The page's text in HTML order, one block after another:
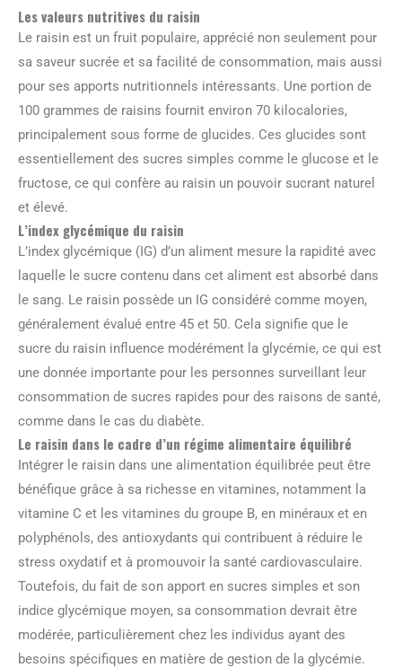
Les valeurs nutritives du raisin
Le raisin est un fruit populaire, apprécié non seulement pour
sa saveur sucrée et sa facilité de consommation, mais aussi
pour ses apports nutritionnels intéressants. Une portion de
100 grammes de raisins fournit environ 70 kilocalories,
principalement sous forme de glucides. Ces glucides sont
essentiellement des sucres simples comme le glucose et le
fructose, ce qui confère au raisin un pouvoir sucrant naturel
et élevé.
L’index glycémique du raisin
L’index glycémique (IG) d’un aliment mesure la rapidité avec
laquelle le sucre contenu dans cet aliment est absorbé dans
le sang. Le raisin possède un IG considéré comme moyen,
généralement évalué entre 45 et 50. Cela signifie que le
sucre du raisin influence modérément la glycémie, ce qui est
une donnée importante pour les personnes surveillant leur
consommation de sucres rapides pour des raisons de santé,
comme dans le cas du diabète.
Le raisin dans le cadre d’un régime alimentaire équilibré
Intégrer le raisin dans une alimentation équilibrée peut être
bénéfique grâce à sa richesse en vitamines, notamment la
vitamine C et les vitamines du groupe B, en minéraux et en
polyphénols, des antioxydants qui contribuent à réduire le
stress oxydatif et à promouvoir la santé cardiovasculaire.
Toutefois, du fait de son apport en sucres simples et son
indice glycémique moyen, sa consommation devrait être
modérée, particulièrement chez les individus ayant des
besoins spécifiques en matière de gestion de la glycémie.